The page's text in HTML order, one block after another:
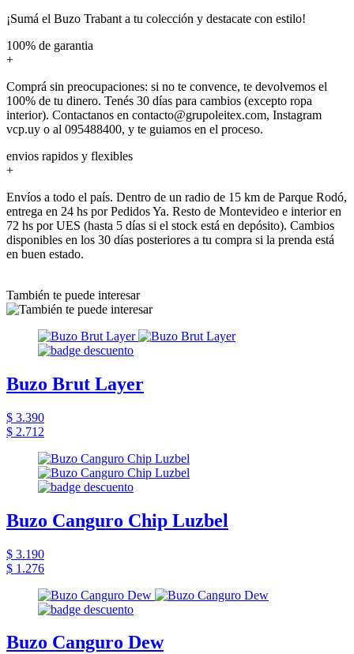
¡Sumá el Buzo Trabant a tu colección y destacate con estilo!
100% de garantia
+
Comprá sin preocupaciones: si no te convence, te devolvemos el
100% de tu dinero. Tenés 30 días para cambios (excepto ropa
interior). Contactanos en contacto@grupoleitex.com, Instagram
vcp.uy o al 095488400, y te guiamos en el proceso.
envios rapidos y flexibles
+
Envíos a todo el país. Dentro de un radio de 15 km de Parque Rodó,
entrega en 24 hs por Pedidos Ya. Resto de Montevideo e interior en
72 hs por UES (hasta 5 días si el stock está en depósito). Cambios
disponibles en los 30 días posteriores a tu compra si la prenda está
en buen estado.
También te puede interesar
Buzo Brut Layer
$ 3.390
$ 2.712
Buzo Canguro Chip Luzbel
$ 3.190
$ 1.276
Buzo Canguro Dew